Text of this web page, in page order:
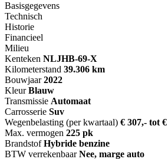
Basisgegevens
Technisch
Historie
Financieel
Milieu
Kenteken NLJHB-69-X
Kilometerstand 39.306 km
Bouwjaar 2022
Kleur Blauw
Transmissie Automaat
Carrosserie Suv
Wegenbelasting (per kwartaal) € 307,- tot
Max. vermogen 225 pk
Brandstof Hybride benzine
BTW verrekenbaar Nee, marge auto